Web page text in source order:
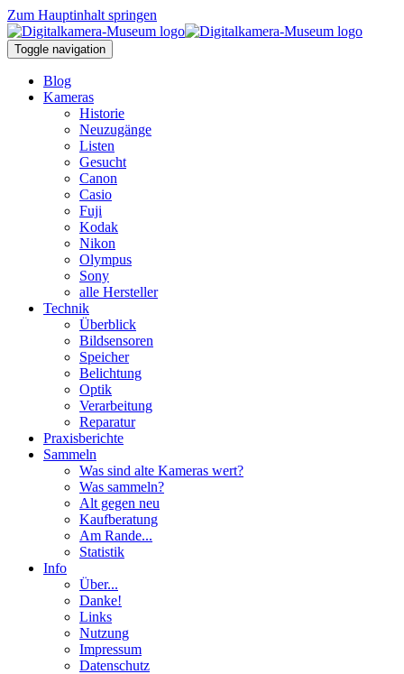
Zum Hauptinhalt springen
Toggle navigation
Blog
Kameras
Historie
Neuzugänge
Listen
Gesucht
Canon
Casio
Fuji
Kodak
Nikon
Olympus
Sony
alle Hersteller
Technik
Überblick
Bildsensoren
Speicher
Belichtung
Optik
Verarbeitung
Reparatur
Praxisberichte
Sammeln
Was sind alte Kameras wert?
Was sammeln?
Alt gegen neu
Kaufberatung
Am Rande...
Statistik
Info
Über...
Danke!
Links
Nutzung
Impressum
Datenschutz